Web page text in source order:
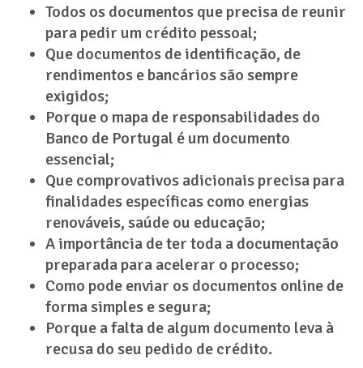
Todos os documentos que precisa de reunir
para pedir um crédito pessoal;
Que documentos de identificação, de
rendimentos e bancários são sempre
exigidos;
Porque o mapa de responsabilidades do
Banco de Portugal é um documento
essencial;
Que comprovativos adicionais precisa para
finalidades específicas como energias
renováveis, saúde ou educação;
A importância de ter toda a documentação
preparada para acelerar o processo;
Como pode enviar os documentos online de
forma simples e segura;
Porque a falta de algum documento leva à
recusa do seu pedido de crédito.